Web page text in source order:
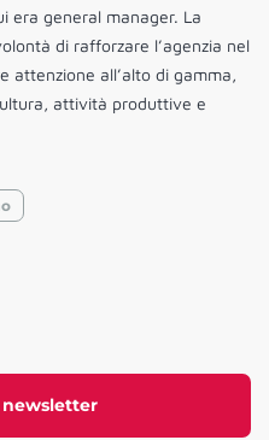
era general manager. La
di rafforzare l’agenzia nel
attenzione all’alto di gamma,
attività produttive e